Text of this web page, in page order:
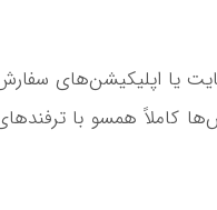
یا اپلیکیشن‌های
کاملاً همسو با